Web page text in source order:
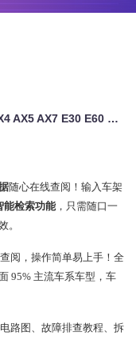
2012-2026年东风风神A30 A60 A9 AX3 AX4 AX5 AX7 E30 E60 E70原厂维修手册电路图资料、维修资料、汽修资料库、正时资料、螺丝扭力、拆装步骤、故障码、针脚定义、保险盒图解、发动机大修资料、变速箱维修资料、底盘维修图纸、车身线路图、传感器线路图、数据流资料、线束走向图、继电器位置图、空调维修图纸、车身控制模块资料、发动机正时图解、大修装配数据、通病故障案例、新能
随心在线查阅！输入车架
能检索功能 ，只需随口一
。
阅，操作简单易上手！全
95% 主流车系车型，车
路图、故障排查教程、拆